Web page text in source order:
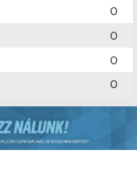
0
0
0
0